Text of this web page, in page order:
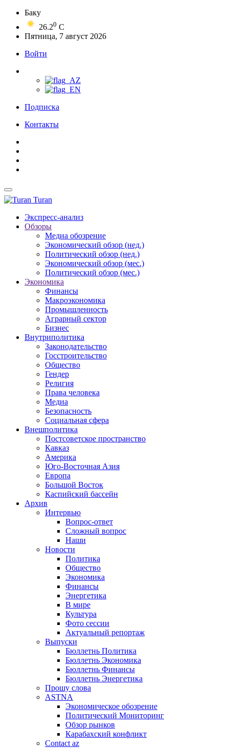
Баку
26.20 C
Пятница, 7 август 2026
Войти
Подписка
Контакты
Turan
Экспресс-анализ
Обзоры
Медиа обозрение
Экономический обзор (нед.)
Политический обзор (нед.)
Экономический обзор (мес.)
Политический обзор (мес.)
Экономика
Финансы
Макроэкономика
Промышленность
Аграрный сектор
Бизнес
Внутриполитика
Законодательство
Госстроительство
Общество
Гендер
Религия
Права человека
Медиа
Безопасность
Социальная сфера
Внешполитика
Постсоветское пространство
Кавказ
Америка
Юго-Восточная Азия
Европа
Большой Восток
Каспийский бассейн
Архив
Интервью
Вопрос-ответ
Сложный вопрос
Наши
Новости
Политика
Общество
Экономика
Финансы
Энергетика
В мире
Культура
Фото сессии
Актуальный репортаж
Выпуски
Бюллетнь Политика
Бюллетнь Экономика
Бюллетнь Финансы
Бюллетнь Энергетика
Прошу слова
ASTNA
Экономическое обозрение
Политический Мониторинг
Обзор рынков
Карабахский конфликт
Contact az